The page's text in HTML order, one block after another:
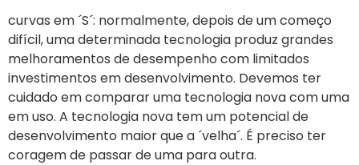
curvas em ´S´: normalmente, depois de um começo
difícil, uma determinada tecnologia produz grandes
melhoramentos de desempenho com limitados
investimentos em desenvolvimento. Devemos ter
cuidado em comparar uma tecnologia nova com uma
em uso. A tecnologia nova tem um potencial de
desenvolvimento maior que a ´velha´. É preciso ter
coragem de passar de uma para outra.